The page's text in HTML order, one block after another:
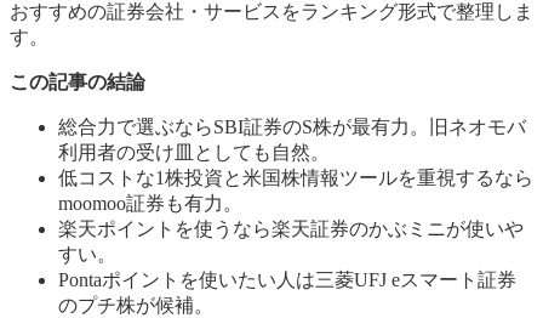
おすすめの証券会社・サービスをランキング形式で整理しま
す。
この記事の結論
総合力で選ぶならSBI証券のS株が最有力。旧ネオモバ
利用者の受け皿としても自然。
低コストな1株投資と米国株情報ツールを重視するなら
moomoo証券も有力。
楽天ポイントを使うなら楽天証券のかぶミニが使いや
すい。
Pontaポイントを使いたい人は三菱UFJ eスマート証券
のプチ株が候補。